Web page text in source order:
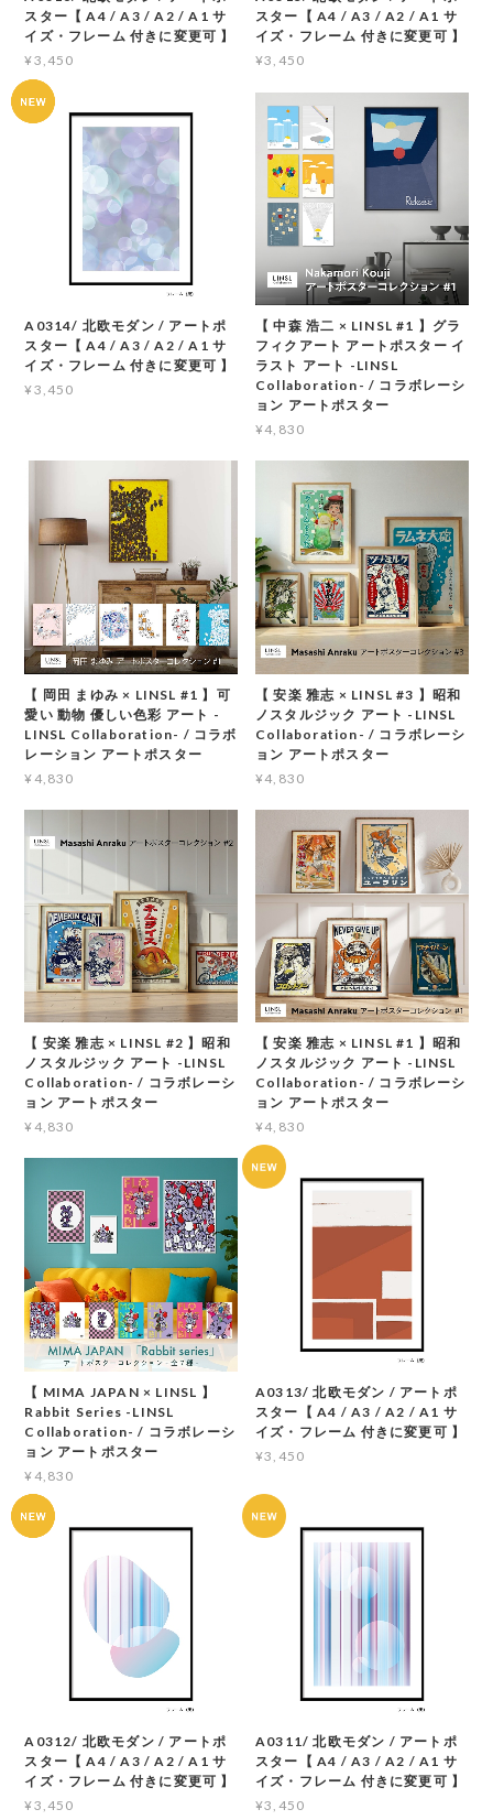
スター【 A4 / A3 / A2 / A1 サ
イズ・フレーム 付きに変更可 】
¥3,450
スター【 A4 / A3 / A2 / A1 サ
イズ・フレーム 付きに変更可 】
¥3,450
A0314/ 北欧モダン / アートポ
スター【 A4 / A3 / A2 / A1 サ
イズ・フレーム 付きに変更可 】
¥3,450
【 中森 浩二 × LINSL #1 】グラ
フィクアート アートポスター イ
ラスト アート -LINSL
Collaboration- / コラボレーシ
ョン アートポスター
¥4,830
【 岡田 まゆみ × LINSL #1 】可
愛い 動物 優しい色彩 アート -
LINSL Collaboration- / コラボ
レーション アートポスター
¥4,830
【 安楽 雅志 × LINSL #3 】昭和
ノスタルジック アート -LINSL
Collaboration- / コラボレーシ
ョン アートポスター
¥4,830
【 安楽 雅志 × LINSL #2 】昭和
ノスタルジック アート -LINSL
Collaboration- / コラボレーシ
ョン アートポスター
¥4,830
【 安楽 雅志 × LINSL #1 】昭和
ノスタルジック アート -LINSL
Collaboration- / コラボレーシ
ョン アートポスター
¥4,830
【 MIMA JAPAN × LINSL 】
Rabbit Series -LINSL
Collaboration- / コラボレーシ
ョン アートポスター
¥4,830
A0313/ 北欧モダン / アートポ
スター【 A4 / A3 / A2 / A1 サ
イズ・フレーム 付きに変更可 】
¥3,450
A0312/ 北欧モダン / アートポ
スター【 A4 / A3 / A2 / A1 サ
イズ・フレーム 付きに変更可 】
¥3,450
A0311/ 北欧モダン / アートポ
スター【 A4 / A3 / A2 / A1 サ
イズ・フレーム 付きに変更可 】
¥3,450